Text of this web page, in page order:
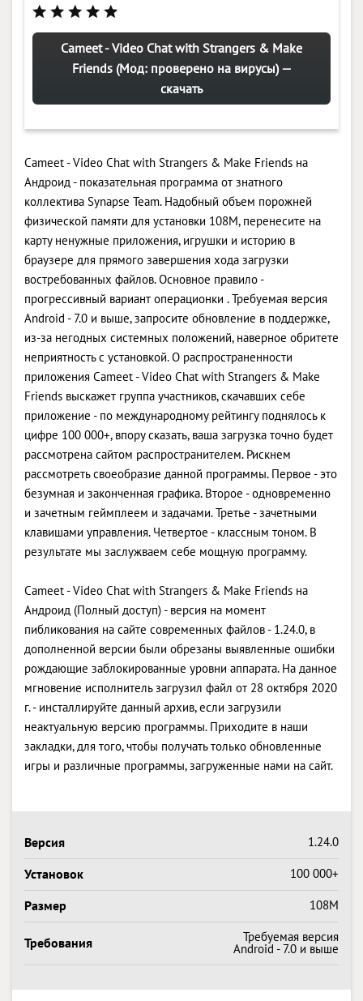
Cameet - Video Chat with Strangers & Make
Friends (Мод: проверено на вирусы) —
скачать
Cameet - Video Chat with Strangers & Make Friends на
Андроид - показательная программа от знатного
коллектива Synapse Team. Надобный объем порожней
физической памяти для установки 108M, перенесите на
карту ненужные приложения, игрушки и историю в
браузере для прямого завершения хода загрузки
востребованных файлов. Основное правило -
прогрессивный вариант операционки . Требуемая версия
Android - 7.0 и выше, запросите обновление в поддержке,
из-за негодных системных положений, наверное обритете
неприятность с установкой. О распространенности
приложения Cameet - Video Chat with Strangers & Make
Friends выскажет группа участников, скачавших себе
приложение - по международному рейтингу поднялось к
цифре 100 000+, впору сказать, ваша загрузка точно будет
рассмотрена сайтом распространителем. Рискнем
рассмотреть своеобразие данной программы. Первое - это
безумная и законченная графика. Второе - одновременно
и зачетным геймплеем и задачами. Третье - зачетными
клавишами управления. Четвертое - классным тоном. В
результате мы заслужваем себе мощную программу.
Cameet - Video Chat with Strangers & Make Friends на
Андроид (Полный доступ) - версия на момент
пибликования на сайте современных файлов - 1.24.0, в
дополненной версии были обрезаны выявленные ошибки
рождающие заблокированные уровни аппарата. На данное
мгновение исполнитель загрузил файл от 28 октября 2020
г. - инсталлируйте данный архив, если загрузили
неактуальную версию программы. Приходите в наши
закладки, для того, чтобы получать только обновленные
игры и различные программы, загруженные нами на сайт.
Версия 1.24.0
Установок 100 000+
Размер 108M
Требования Требуемая версия
Android - 7.0 и выше